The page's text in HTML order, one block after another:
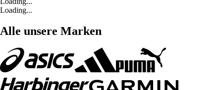
Loading...
Alle unsere Marken